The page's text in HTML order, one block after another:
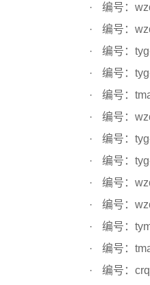
编号：
编号：
编号：tyg-
编号：
编号：tma-
编号：wzc-
编号：
编号：
编号：wzc-
编号：wzc-
编号：tym-
编号：
编号：crq-